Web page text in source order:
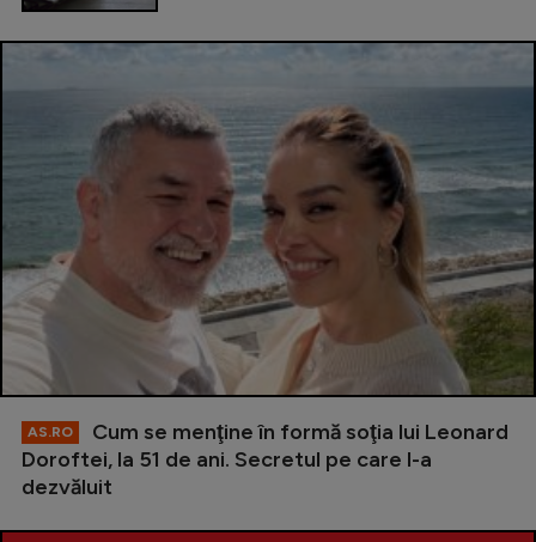
AS.RO
Cum se menţine în formă soţia lui Leonard
Doroftei, la 51 de ani. Secretul pe care l-a
dezvăluit